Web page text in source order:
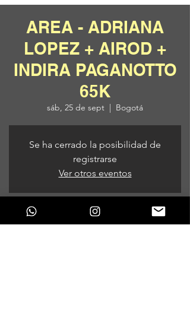
AREA - ADRIANA
LOPEZ + AIROD +
INDIRA PAGANOTTO
65K
sáb, 25 de sept
  |
Bogotá
Se ha cerrado la posibilidad de
registrarse
Ver otros eventos
Horario y ubicación